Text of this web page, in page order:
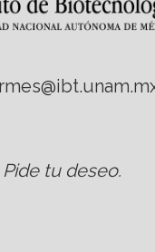
Pide tu deseo.